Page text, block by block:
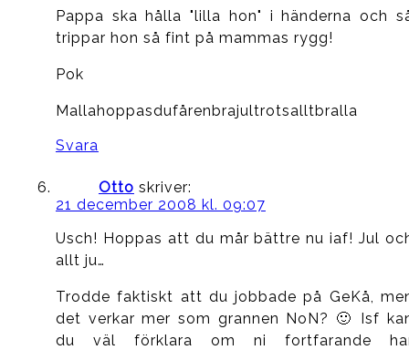
Pappa ska hålla "lilla hon" i händerna och
trippar hon så fint på mammas rygg!
Pok
Mallahoppasdufårenbrajultrotsalltbralla
Svara
Otto skriver:
21 december 2008 kl. 09:07
Usch! Hoppas att du mår bättre nu iaf! Jul
allt ju…
Trodde faktiskt att du jobbade på GeKå,
det verkar mer som grannen NoN? 🙂 Isf
du väl förklara om ni fortfarande